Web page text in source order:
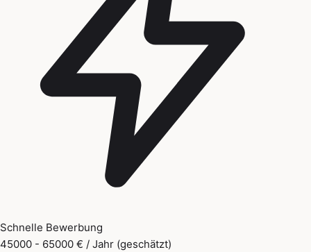
Schnelle Bewerbung
45000 - 65000 € / Jahr (geschätzt)